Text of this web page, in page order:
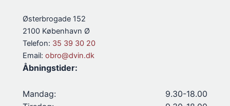
Østerbrogade 152
2100 København Ø
Telefon: 35 39 30 20
Email: obro@dvin.dk
Åbningstider:
Mandag:
9.30-18.00